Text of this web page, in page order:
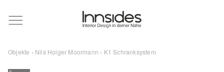
Magazin
Showrooms
Objekte › Nils Holger Moormann › K1 Schranksystem